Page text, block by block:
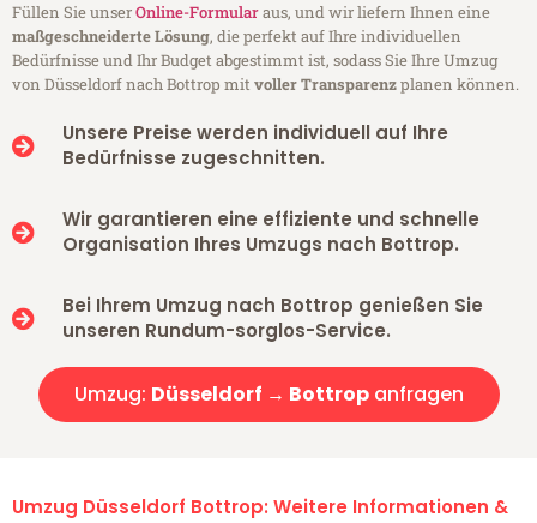
Füllen Sie unserOnline-Formularaus, und wir liefern Ihnen eine
maßgeschneiderte Lösung, die perfekt auf Ihre individuellen
Bedürfnisse und Ihr Budget abgestimmt ist, sodass Sie Ihre Umzug
von Düsseldorf nach Bottrop mitvoller Transparenzplanen können.
Unsere Preise werden individuell auf Ihre
Bedürfnisse zugeschnitten.
Wir garantieren eine effiziente und schnelle
Organisation Ihres Umzugs nach Bottrop.
Bei Ihrem Umzug nach Bottrop genießen Sie
unseren Rundum-sorglos-Service.
Umzug: Düsseldorf → Bottropanfragen
Umzug Düsseldorf Bottrop: Weitere Informationen &